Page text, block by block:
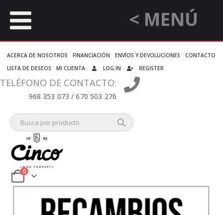
< MENÚ
ACERCA DE NOSOTROS FINANCIACIÓN ENVÍOS Y DEVOLUCIONES
CONTACTO
LISTA DE DESEOS
MI CUENTA LOG IN REGISTER
TELÉFONO DE CONTACTO:
968 353 073 / 670 503 276
0